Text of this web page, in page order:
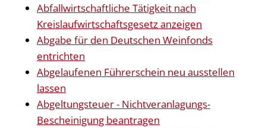
Abfallwirtschaftliche Tätigkeit nach
Kreislaufwirtschaftsgesetz anzeigen
Abgabe für den Deutschen Weinfonds
entrichten
Abgelaufenen Führerschein neu ausstellen
lassen
Abgeltungsteuer - Nichtveranlagungs-
Bescheinigung beantragen